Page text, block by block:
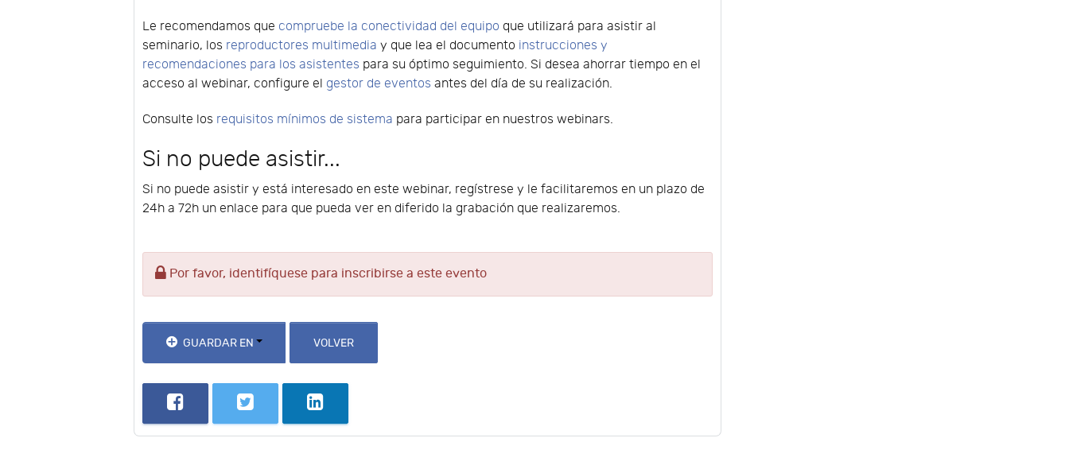
Le recomendamos que compruebe la conectividad del equipo que utilizará para asistir al
seminario, los reproductores multimedia y que lea el documento instrucciones y
recomendaciones para los asistentes para su óptimo seguimiento. Si desea ahorrar tiempo en el
acceso al webinar, configure el gestor de eventos antes del día de su realización.
Consulte los requisitos mínimos de sistema para participar en nuestros webinars.
Si no puede asistir...
Si no puede asistir y está interesado en este webinar, regístrese y le facilitaremos en un plazo de
24h a 72h un enlace para que pueda ver en diferido la grabación que realizaremos.
Por favor, identifíquese para inscribirse a este evento
GUARDAR EN VOLVER